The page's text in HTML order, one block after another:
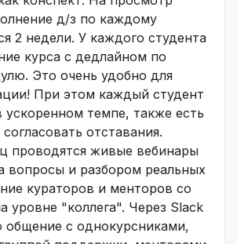
д/з по каждому
2 недели. У каждого студента
курса с дедлайном по
Это очень удобно для
При этом каждый студент
темпе, также есть
отставания.
проводятся живые вебинары
вопросы и разбором реальных
кураторов и менторов со
уровне "коллега". Через Slack
общение с однокурсниками,